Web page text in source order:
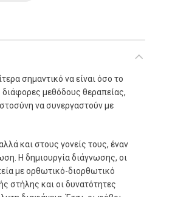
σηµαντικό να είναι όσο το
διάφορες µεθόδους θεραπείας,
να συνεργαστούν µε
και στους γονείς τους, έναν
Η δηµιουργία διάγνωσης, οι
µε ορθωτικό-διορθωτικό
στήλης και οι δυνατότητες